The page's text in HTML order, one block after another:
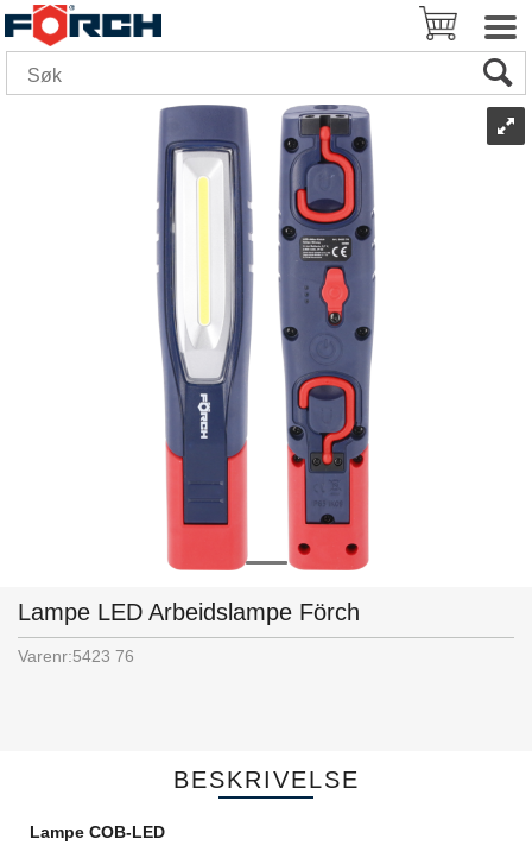
Lampe LED Arbeidslampe Förch
Varenr:5423 76
BESKRIVELSE
Lampe COB-LED